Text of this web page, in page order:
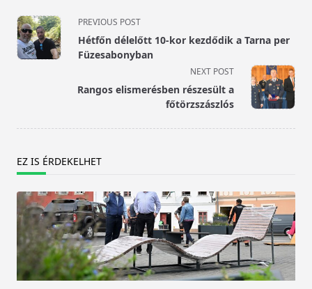
<span
class="nav-
subtitle
PREVIOUS POST
Hétfőn délelőtt 10-kor kezdődik a Tarna per
Füzesabonyban
NEXT POST
Rangos elismerésben részesült a
főtörzszászlós
EZ IS ÉRDEKELHET